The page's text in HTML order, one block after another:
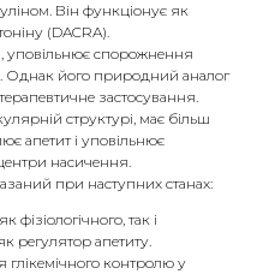
Він функціонує як
(DACRA).
уповільнює спорожнення
Однак його природний аналог
застосування.
структурі, має більш
апетит і уповільнює
насичення.
при наступних станах:
фізіологічного, так і
регулятор апетиту.
глікемічного контролю у